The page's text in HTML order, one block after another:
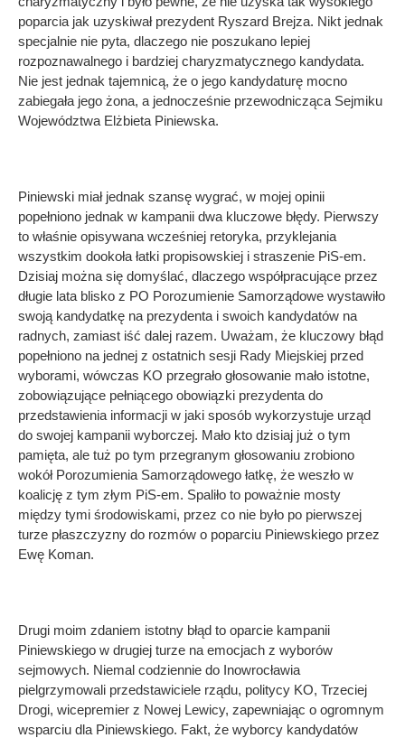
poparcia jak uzyskiwał prezydent Ryszard Brejza. Nikt jednak
specjalnie nie pyta, dlaczego nie poszukano lepiej
rozpoznawalnego i bardziej charyzmatycznego kandydata.
Nie jest jednak tajemnicą, że o jego kandydaturę mocno
zabiegała jego żona, a jednocześnie przewodnicząca Sejmiku
Województwa Elżbieta Piniewska.
Piniewski miał jednak szansę wygrać, w mojej opinii
popełniono jednak w kampanii dwa kluczowe błędy. Pierwszy
to właśnie opisywana wcześniej retoryka, przyklejania
wszystkim dookoła łatki propisowskiej i straszenie PiS-em.
Dzisiaj można się domyślać, dlaczego współpracujące przez
długie lata blisko z PO Porozumienie Samorządowe wystawiło
swoją kandydatkę na prezydenta i swoich kandydatów na
radnych, zamiast iść dalej razem. Uważam, że kluczowy błąd
popełniono na jednej z ostatnich sesji Rady Miejskiej przed
wyborami, wówczas KO przegrało głosowanie mało istotne,
zobowiązujące pełniącego obowiązki prezydenta do
przedstawienia informacji w jaki sposób wykorzystuje urząd
do swojej kampanii wyborczej. Mało kto dzisiaj już o tym
pamięta, ale tuż po tym przegranym głosowaniu zrobiono
wokół Porozumienia Samorządowego łatkę, że weszło w
koalicję z tym złym PiS-em. Spaliło to poważnie mosty
między tymi środowiskami, przez co nie było po pierwszej
turze płaszczyzny do rozmów o poparciu Piniewskiego przez
Ewę Koman.
Drugi moim zdaniem istotny błąd to oparcie kampanii
Piniewskiego w drugiej turze na emocjach z wyborów
sejmowych. Niemal codziennie do Inowrocławia
pielgrzymowali przedstawiciele rządu, politycy KO, Trzeciej
Drogi, wicepremier z Nowej Lewicy, zapewniając o ogromnym
wsparciu dla Piniewskiego. Fakt, że wyborcy kandydatów